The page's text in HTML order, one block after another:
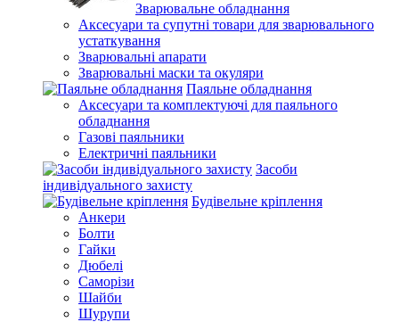
Зварювальне обладнання
Аксесуари та супутні товари для зварювального
устаткування
Зварювальні апарати
Зварювальні маски та окуляри
Паяльне обладнання
Аксесуари та комплектуючі для паяльного
обладнання
Газові паяльники
Електричні паяльники
Засоби
індивідуального захисту
Будівельне кріплення
Анкери
Болти
Гайки
Дюбелі
Саморізи
Шайби
Шурупи